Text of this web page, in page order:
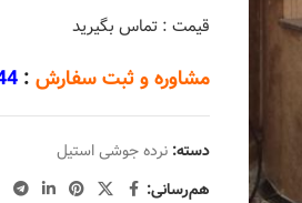
قیمت : تماس بگیرید
مشاوره و ثبت سفارش:
دسته: نرده جوشی استیل
هم‌رسانی: